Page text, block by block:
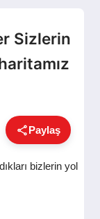
Sizlerin
Paylaş